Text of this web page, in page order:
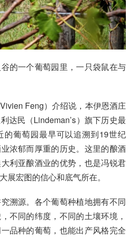
的一个葡萄园里，一只袋鼠在与
Feng）介绍说，本伊恩酒庄
达民（Lindeman’s）旗下历史最
的葡萄园最早可以追溯到19世纪
浓郁而厚重的历史。这里的酿酒
利亚酿酒业的优势，也是冯锐君
展宏图的信心和底气所在。
溯源。各个葡萄种植地拥有不同
不同的纬度，不同的土壤环境，
品种的葡萄，也能出产风格完全